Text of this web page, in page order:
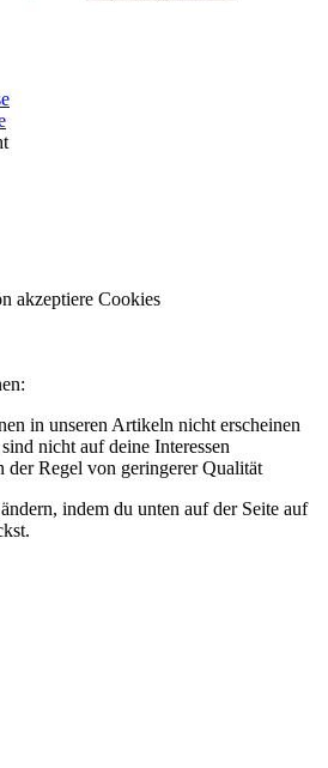
akzeptiere Cookies
in unseren Artikeln nicht erscheinen
nicht auf deine Interessen
der Regel von geringerer Qualität
indem du unten auf der Seite auf